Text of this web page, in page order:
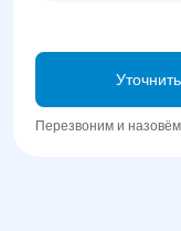
Перезвоним и